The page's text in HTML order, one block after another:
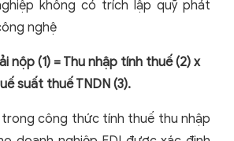
không có trích lập quỹ phát
nghệ
nộp (1) = Thu nhập tính thuế (2) x
suất thuế TNDN (3).
công thức tính thuế thu nhập